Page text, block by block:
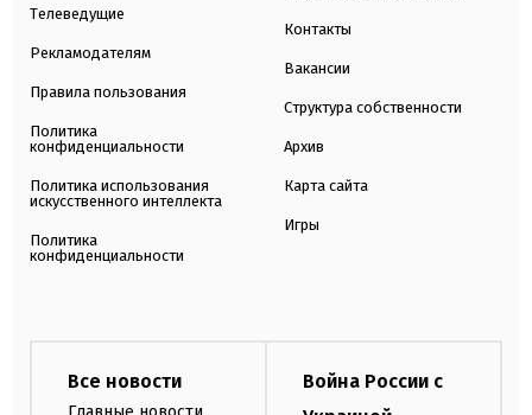
Телеведущие
Рекламодателям
Правила пользования
Политика
конфиденциальности
Политика использования
искусственного интеллекта
Политика
конфиденциальности
Контакты
Вакансии
Структура собственности
Архив
Карта сайта
Игры
Все новости
Война России с